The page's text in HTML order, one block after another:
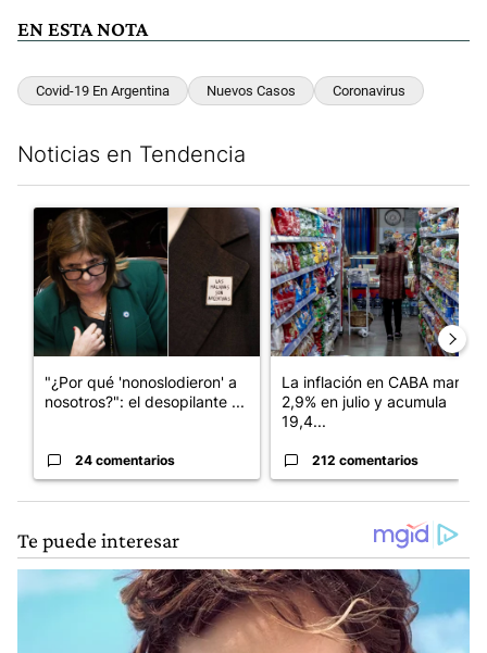
EN ESTA NOTA
Covid-19 En Argentina Nuevos Casos Coronavirus
Noticias en Tendencia
Un artículo de tendencia con el título ""¿Por qué
"¿Por qué 'nonoslodieron' a
nosotros?": el desopilante ...
24 comentarios
Un artículo de tendencia con
La inflación en CABA marcó
2,9% en julio y acumula
19,4...
212 comentarios